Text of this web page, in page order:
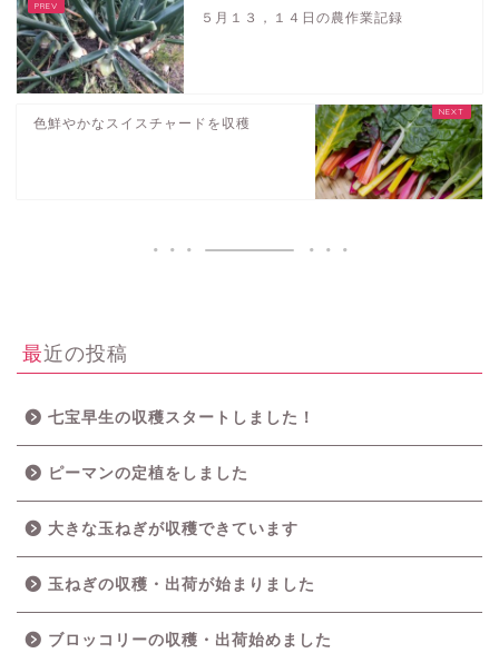
５月１３，１４日の農作業記録
色鮮やかなスイスチャードを収穫
最近の投稿
七宝早生の収穫スタートしました！
ピーマンの定植をしました
大きな玉ねぎが収穫できています
玉ねぎの収穫・出荷が始まりました
ブロッコリーの収穫・出荷始めました